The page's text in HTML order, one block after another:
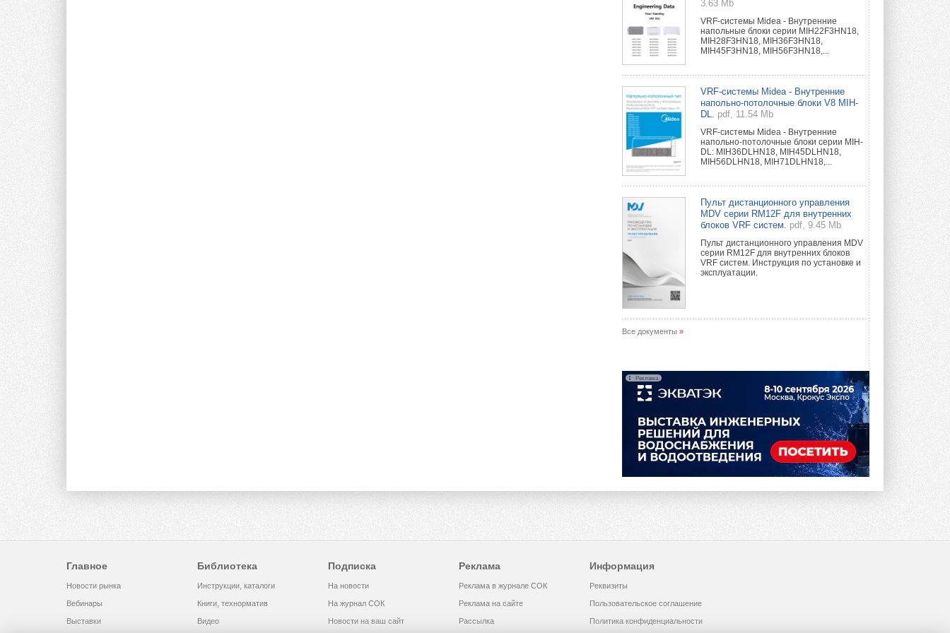
3.63 Mb
VRF-системы Midea - Внутренние
напольные блоки серии MIH22F3HN18,
MIH28F3HN18, MIH36F3HN18,
MIH45F3HN18, MIH56F3HN18,...
VRF-системы Midea - Внутренние
напольно-потолочные блоки V8 MIH-
DL.
pdf, 11.54 Mb
VRF-системы Midea - Внутренние
напольно-потолочные блоки серии MIH-
DL: MIH36DLHN18, MIH45DLHN18,
MIH56DLHN18, MIH71DLHN18,...
Пульт дистанционного управления
MDV серии RM12F для внутренних
блоков VRF систем.
pdf, 9.45 Mb
Пульт дистанционного управления MDV
серии RM12F для внутренних блоков
VRF систем. Инструкция по установке и
эксплуатации.
Все документы »
Реклама
Главное
Новости рынка
Вебинары
Выставки
Библиотека
Инструкции, каталоги
Книги, технорматив
Видео
Подписка
На новости
На журнал СОК
Новости на ваш сайт
Реклама
Реклама в журнале СОК
Реклама на сайте
Рассылка
Информация
Реквизиты
Пользовательское соглашение
Политика конфиденциальности